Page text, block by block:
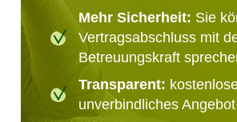
Mehr Sicherheit: Sie
Vertragsabschluss mit
Betreuungskraft
Transparent:
unverbindliches Angebot